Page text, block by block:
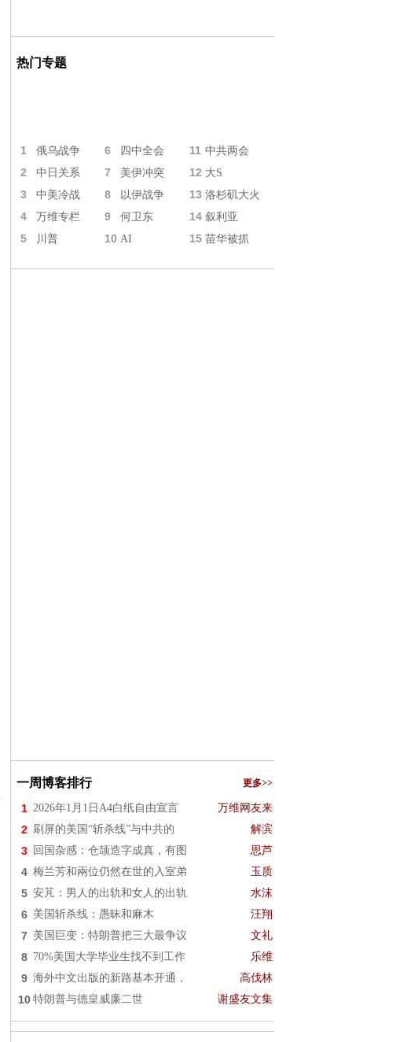
热门专题
1 俄乌战争 6 四中全会 11 中共两会
2 中日关系 7 美伊冲突 12 大S
3 中美冷战 8 以伊战争 13 洛杉矶大火
4 万维专栏 9 何卫东 14 叙利亚
5 川普 10 AI 15 苗华被抓
一周博客排行 更多>>
1 2026年1月1日A4白纸自由宣言 万维网友来
2 刷屏的美国“斩杀线”与中共的 解滨
3 回国杂感：仓颉造字成真，有图 思芦
4 梅兰芳和兩位仍然在世的入室弟 玉质
5 安芃：男人的出轨和女人的出轨 水沫
6 美国斩杀线：愚昧和麻木 汪翔
7 美国巨变：特朗普把三大最争议 文礼
8 70%美国大学毕业生找不到工作 乐维
9 海外中文出版的新路基本开通， 高伐林
10 特朗普与德皇威廉二世 谢盛友文集